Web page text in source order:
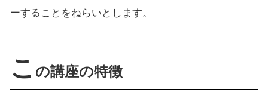
ーすることをねらいとします。
こ の講座の特徴